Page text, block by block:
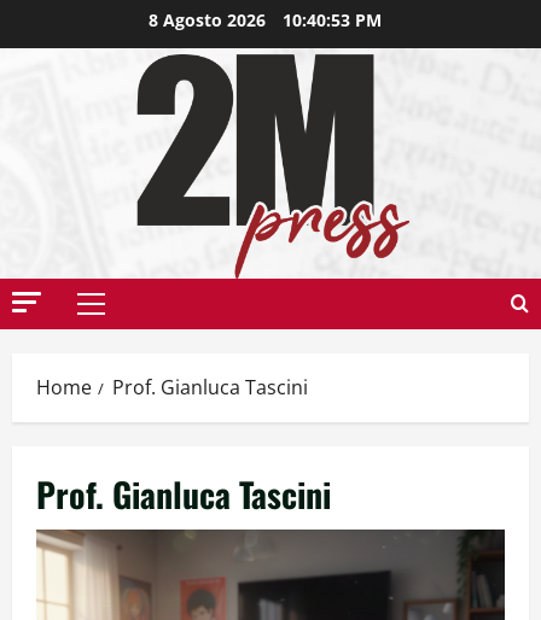
8 Agosto 2026 10:40:54 PM
Home Prof. Gianluca Tascini
Prof. Gianluca Tascini